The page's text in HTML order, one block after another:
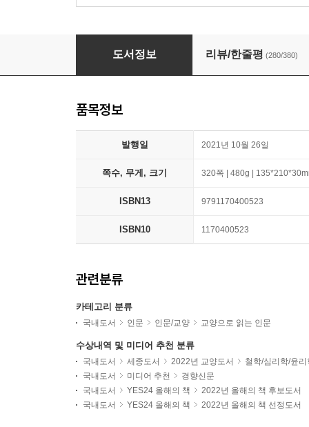
이어령의 마지막 수업
도서정보 리뷰/한줄평 (280/380)
품목정보
발행일 2021년 10월 26일
쪽수, 무게, 크기 320쪽 | 480g |
ISBN13 9791170400523
ISBN10 1170400523
관련분류
카테고리 분류
국내도서 인문 인문/교양 교양으로 읽는 인문
수상내역 및 미디어 추천 분류
국내도서 세종도서 2022년 교양도서
철학/심리학/윤리
국내도서
미디어 추천
경향신문
국내도서
YES24 올해의 책
2022년 올해의 책 후보도서
국내도서
YES24 올해의 책 2022년 올해의 책 선정도서